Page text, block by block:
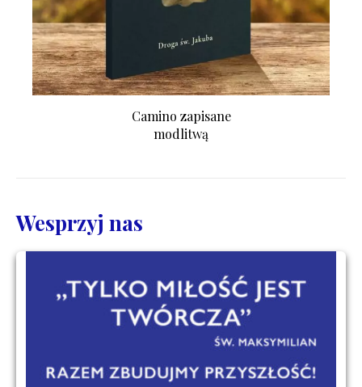
Camino zapisane
modlitwą
Wesprzyj nas